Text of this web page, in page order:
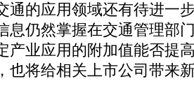
的应用领域还有待进一
息仍然掌握在交通管理部
产业应用的附加值能否提
也将给相关上市公司带来